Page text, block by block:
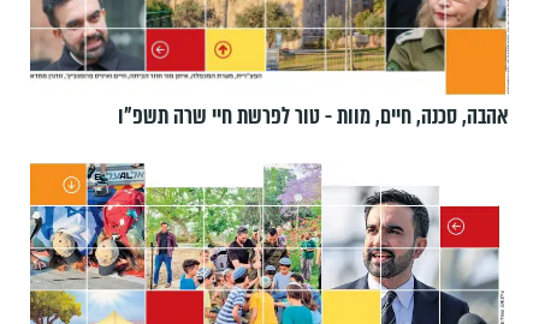
אהבה, סכנה, חיים, מוות - טור לפרשת חיי שרה תשפ"ו